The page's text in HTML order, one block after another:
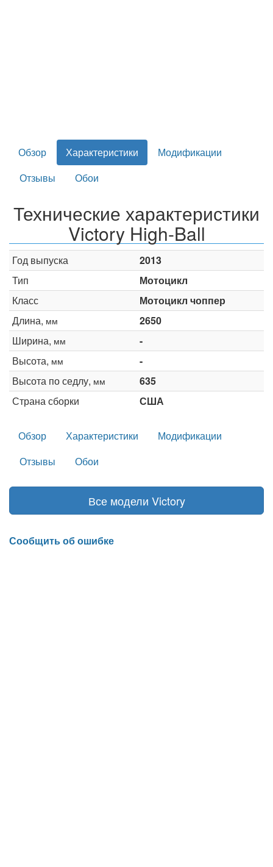
Обзор Характеристики
Модификации
Отзывы
Обои
Технические характеристики
Victory High-Ball
Год выпуска
2013
Тип
Мотоцикл
Класс
Мотоцикл чоппер
Длина, мм
2650
Ширина, мм
-
Высота, мм
-
Высота по седлу, мм
635
Страна сборки
США
Обзор Характеристики
Модификации
Отзывы
Обои
Все модели Victory
Сообщить об ошибке